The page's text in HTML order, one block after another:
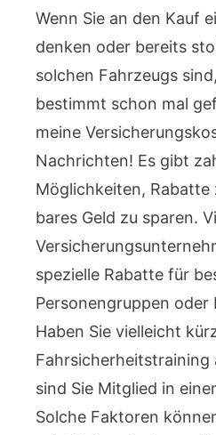
Wenn Sie an den Kauf
denken oder bereits
solchen Fahrzeugs
bestimmt schon mal
meine
Nachrichten! Es gibt
Möglichkeiten, Rabatte
bares Geld zu sparen.
spezielle Rabatte für
Personengruppen oder
Haben Sie vielleicht
Fahrsicherheitstraining
sind Sie Mitglied in
Solche Faktoren